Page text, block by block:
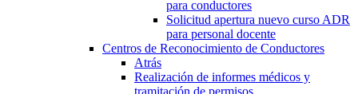
para conductores
Solicitud apertura nuevo curso ADR
para personal docente
Centros de Reconocimiento de Conductores
Atrás
Realización de informes médicos y